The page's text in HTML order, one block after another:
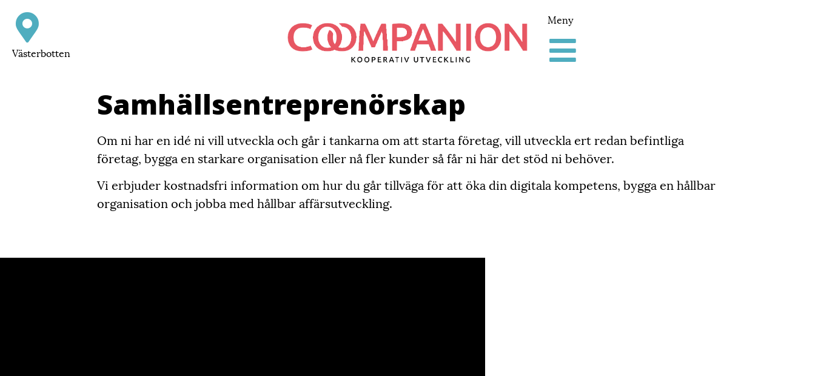
Västerbotten
Meny
Samhällsentreprenörskap
Om ni har en idé ni vill utveckla och går i tankarna om att starta företag, vill utveckla ert redan befintliga
företag, bygga en starkare organisation eller nå fler kunder så får ni här det stöd ni behöver.
Vi erbjuder kostnadsfri information om hur du går tillväga för att öka din digitala kompetens, bygga en hållbar
organisation och jobba med hållbar affärsutveckling.